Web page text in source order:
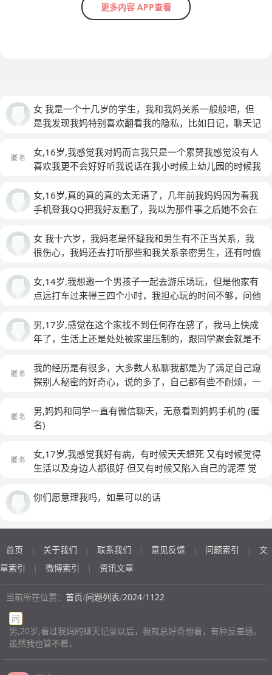
更多内容 APP查看
女 我是一个十几岁的学生，我和我妈关系一般般吧，但
是我发现我妈特别喜欢翻看我的隐私，比如日记，聊天记
聊过，她就是不承认翻过
女,16岁,我感觉我对妈而言我只是一个累赘我感觉没有人
喜欢我更不会好好听我说话在我小时候上幼儿园的时候我
去我妈那个房间里看不看不知道一看吓一跳我妈床上躺着
一个人我脑子直接变空白的我现在也不知道是怎么回事开
想为什么别人有爸爸妈妈一起来接为什么我就没有因为我
妈是一名老师然后我在我爸家但是我爸也没来接我我就自
的更好我现在都不知道我原来是什么样子的我面对他们都
是嬉皮笑脸的他们就以为我是这样的我难过的时候都是自
么这么矫情啊我妈有时候还说你看看别人家孩子你再看看
你学习狗屁不是我又没让你一下子上600多500多我只想
的做着一件事她就突然打断我还说我不知道聚精会神我跟
她没有共同语言她还总说我整天捧着手机我只有在手机上
能找点安慰罢了…… (匿名)
女,16岁,真的真的真的太无语了，几年前我妈妈因为看我
手机登我QQ把我好友删了，我以为那件事之后她不会在
总有借口看我手机，今天早上我就发现了，她又看我
QQ，看见了我的聊天记录，发现了我早恋，还有我的相
说假装什么都不知道，但就是很烦的，因为我知道了她看
了，我不知道怎么面对她，我之前想改密码还要被他们
女 我十六岁，我妈老是怀疑我和男生有不正当关系，我
很伤心，我妈还去打听那些和我关系亲密男生，还有时偷
女,14岁,我想邀一个男孩子一起去游乐场玩，但是他家有
点远打车过来得三四个小时，我担心玩的时间不够，问他
本来说的是组团，我确实邀了第三个人，但是他回老家
了。我内心更希望和他单独出去玩吧，说好了让他来我家
妈妈能去外面睡一晚，感觉她不离开就好尴尬。尴尬些什
么呢，其实我对那个男生有一点好感，但是我们肯定，绝
想不通性别就那么重要吗如果我是男的一切就不会这样了
对吗？青春期女生有点情愫不是很正常的事情吗？我不会
干的事就是给他戴上狗链和兽耳，满足一个我小小的欲望
仅此而已，我还这么年轻怎么可能被操，啊啊啊啊我妈怎
都什么思想啊我靠我他妈出家当和尚就满意了？？？搞得
好像我很过分一样？？好不容易国庆放假休息几天，压力
男,17岁,感觉在这个家找不到任何存在感了，我马上快成
年了，生活上还是处处被家里压制的，跟同学聚会就是不
的果酒都要被猛烈批判。以前小的时候，我会给一些秘密
告诉我妈，但我一次帮他弄手机看他她和我姐的聊天记录
话，我一觉得不舒服了肯定又是没钱装病的了。大多时候
我想做我想做的事时，我妈会说你还小不能做，但她逼我
到他嘴里却变得义不容辞。之前有过心理问题找过我妈想
让她带我去看看，他说我别拿这种小事来装，后来我用跳
果，我又去找我姐，她说谁不都一样，你那点算什么，每
个中等的吧，工作了再买好的，结果她来一句，还买假的
啊白眼狼。还有个给了我最抑郁童年的爹，我宁愿没他这
个存在，小时候我想抱，直接给我屁股打红那个时候可能
才小班，小学办过感恩演讲我抱着他哭，结果说我恶心。
吃饭的时候问他吃不吃他自己说不吃，等我吃完后又跟我
吧（除了爹）
我的经历是有很多，大多数人私聊我都是为了满足自己窥
探别人秘密的好奇心，说的多了，自己都有些不耐烦，一
会经历的(匿名)
男,妈妈和同学一直有微信聊天，无意看到妈妈手机的 (匿
名)
女,17岁,我感觉我好有病，有时候天天想死 又有时候觉得
生活以及身边人都很好 但又有时候又陷入自己的泥潭 觉
你们愿意理我吗，如果可以的话
首页 | 关于我们 | 联系我们 | 意见反馈 | 问题索引 |
文
章索引
| 微博索引 | 资讯文章
当前所在位置： 首页/问题列表/2024/1122
问
男,20岁,看过我妈的聊天记录以后，我就总好奇想看，有种反差感。
虽然我也管不着，